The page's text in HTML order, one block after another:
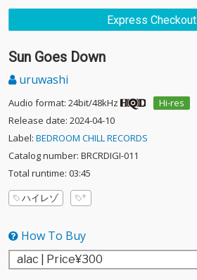
Express Checkout
Sun Goes Down
uruwashi
Audio format: 24bit/48kHz
Hi-res
Release date: 2024-04-10
Label: BEDROOM CHILL RECORDS
Catalog number: BRCRDIGI-011
Total runtime: 03:45
ハイレゾ
How To Buy